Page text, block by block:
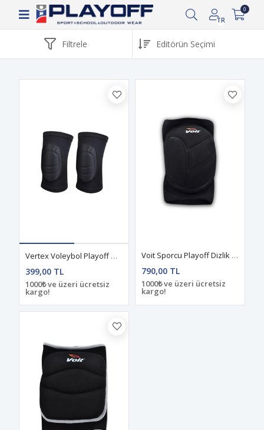
Siparişin 2-8 iş günü arasında kargoya verilecektir.
TR
0
Filtrele
Vertex Voleybol Playoff Dizlik Siyah
399,00 TL
1000₺ ve üzeri ücretsiz
kargo!
Voit Sporcu Playoff Dizlik Siyah
790,00 TL
1000₺ ve üzeri ücretsiz
kargo!